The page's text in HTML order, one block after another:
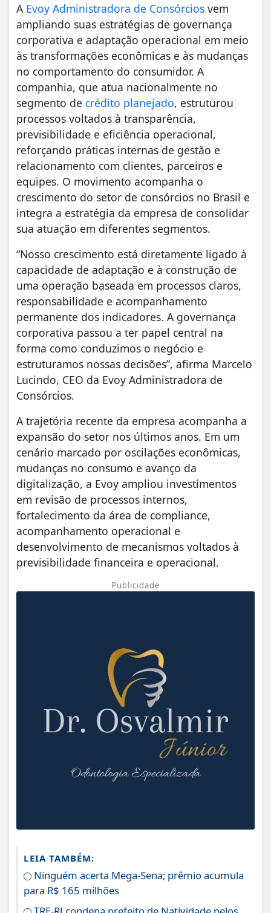
A Evoy Administradora de Consórcios vem
ampliando suas estratégias de governança
corporativa e adaptação operacional em meio
às transformações econômicas e às mudanças
no comportamento do consumidor. A
companhia, que atua nacionalmente no
segmento de crédito planejado, estruturou
processos voltados à transparência,
previsibilidade e eficiência operacional,
reforçando práticas internas de gestão e
relacionamento com clientes, parceiros e
equipes. O movimento acompanha o
crescimento do setor de consórcios no Brasil e
integra a estratégia da empresa de consolidar
sua atuação em diferentes segmentos.
“Nosso crescimento está diretamente ligado à
capacidade de adaptação e à construção de
uma operação baseada em processos claros,
responsabilidade e acompanhamento
permanente dos indicadores. A governança
corporativa passou a ter papel central na
forma como conduzimos o negócio e
estruturamos nossas decisões”, afirma Marcelo
Lucindo, CEO da Evoy Administradora de
Consórcios.
A trajetória recente da empresa acompanha a
expansão do setor nos últimos anos. Em um
cenário marcado por oscilações econômicas,
mudanças no consumo e avanço da
digitalização, a Evoy ampliou investimentos
em revisão de processos internos,
fortalecimento da área de compliance,
acompanhamento operacional e
desenvolvimento de mecanismos voltados à
previsibilidade financeira e operacional.
Publicidade
LEIA TAMBÉM:
Ninguém acerta Mega-Sena; prêmio acumula
para R$ 165 milhões